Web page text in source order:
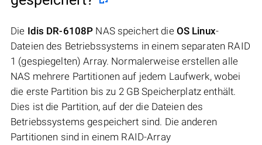
Die Idis DR-6108P NAS speichert die OS Linux-
Dateien des Betriebssystems in einem separaten RAID
1 (gespiegelten) Array. Normalerweise erstellen alle
NAS mehrere Partitionen auf jedem Laufwerk, wobei
die erste Partition bis zu 2 GB Speicherplatz enthält.
Dies ist die Partition, auf der die Dateien des
Betriebssystems gespeichert sind. Die anderen
Partitionen sind in einem RAID-Array